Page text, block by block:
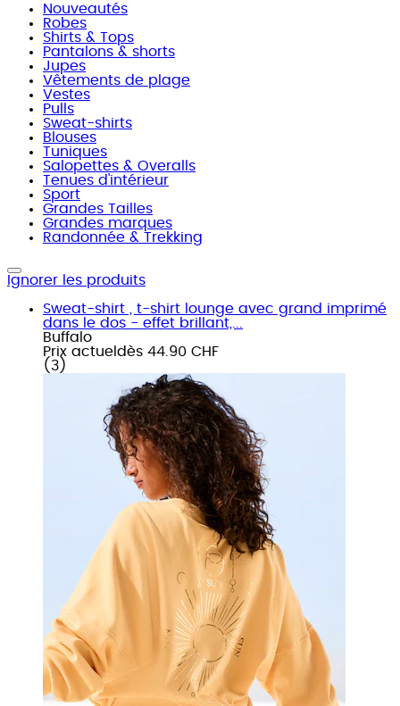
Nouveautés
Robes
Shirts & Tops
Pantalons & shorts
Jupes
Vêtements de plage
Vestes
Pulls
Sweat-shirts
Blouses
Tuniques
Salopettes & Overalls
Tenues d'intérieur
Sport
Grandes Tailles
Grandes marques
Randonnée & Trekking
Ignorer les produits
Sweat-shirt , t-shirt lounge avec grand imprimé
dans le dos - effet brillant,...
Buffalo
Prix actuel dès 44.90 CHF
( 3 )